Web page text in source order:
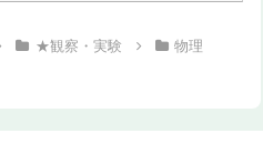
★観察・実験 物理